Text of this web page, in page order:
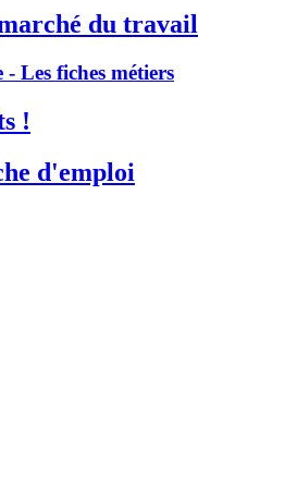
du travail
- Les fiches métiers
!
d'emploi